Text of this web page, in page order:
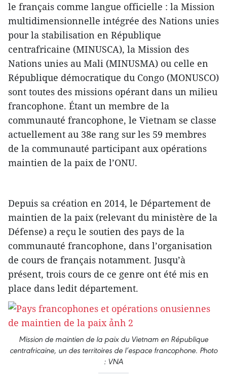
le français comme langue officielle : la Mission
multidimensionnelle intégrée des Nations unies
pour la stabilisation en République
centrafricaine (MINUSCA), la Mission des
Nations unies au Mali (MINUSMA) ou celle en
République démocratique du Congo (MONUSCO)
sont toutes des missions opérant dans un milieu
francophone. Étant un membre de la
communauté francophone, le Vietnam se classe
actuellement au 38e rang sur les 59 membres
de la communauté participant aux opérations
maintien de la paix de l’ONU.
Depuis sa création en 2014, le Département de
maintien de la paix (relevant du ministère de la
Défense) a reçu le soutien des pays de la
communauté francophone, dans l’organisation
de cours de français notamment. Jusqu’à
présent, trois cours de ce genre ont été mis en
place dans ledit département.
Mission de maintien de la paix du Vietnam en République
centrafricaine, un des territoires de l’espace francophone. Photo
: VNA